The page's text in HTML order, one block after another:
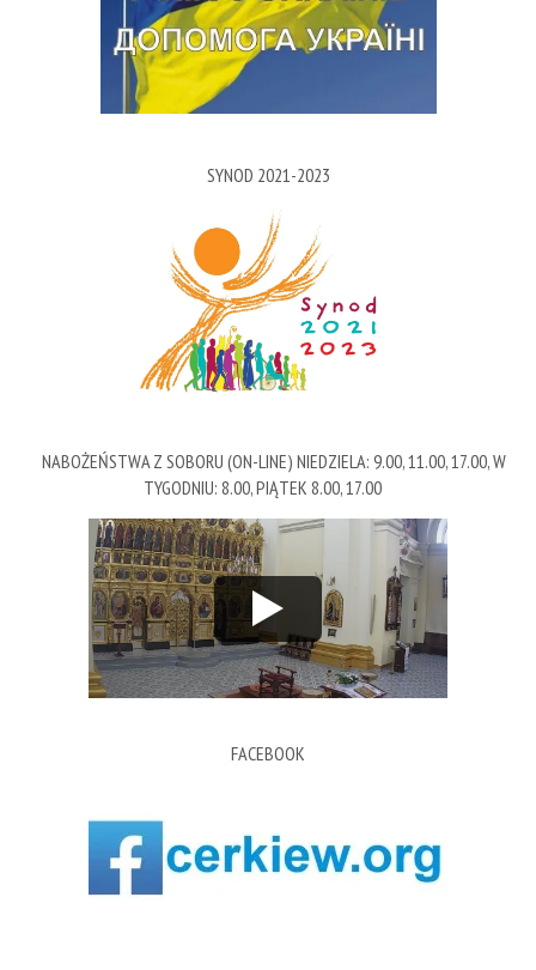
SYNOD 2021-2023
NABOŻEŃSTWA Z SOBORU (ON-LINE) NIEDZIELA: 9.00, 11.00, 17.00, W
TYGODNIU: 8.00, PIĄTEK 8.00, 17.00
FACEBOOK